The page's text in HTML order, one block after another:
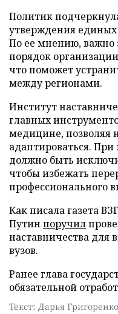
Политик
утверждения
По ее мнению, важно
порядок
что поможет
между регионами.
Институт
главных
медицине, позволяя
адаптироваться.
должно быть
чтобы избежать
профессионального
Как писала газета
Путин поручил
наставничества
вузов.
Ранее глава
обязательной
Текст: Дарья Григоренко